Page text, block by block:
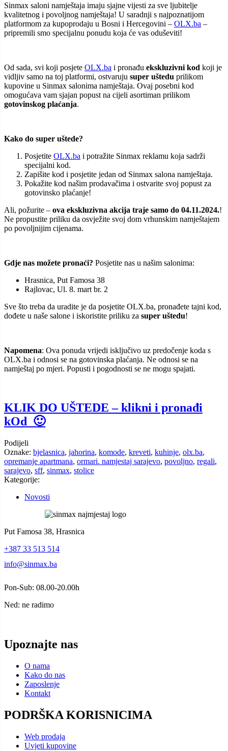
Sinmax saloni namještaja imaju sjajne vijesti za sve ljubitelje
kvalitetnog i povoljnog namještaja! U saradnji s najpoznatijom
platformom za kupoprodaju u Bosni i Hercegovini – OLX.ba –
pripremili smo specijalnu ponudu koja će vas oduševiti!
Od sada, svi koji posjete OLX.ba i pronađu ekskluzivni kod koji je
vidljiv samo na toj platformi, ostvaruju super uštedu prilikom
kupovine u Sinmax salonima namještaja. Ovaj posebni kod
omogućava vam sjajan popust na cijeli asortiman prilikom
gotovinskog plaćanja.
Kako do super uštede?
Posjetite OLX.ba i potražite Sinmax reklamu koja sadrži
specijalni kod.
Zapišite kod i posjetite jedan od Sinmax salona namještaja.
Pokažite kod našim prodavačima i ostvarite svoj popust za
gotovinsko plaćanje!
Ali, požurite – ova ekskluzivna akcija traje samo do 04.11.2024.!
Ne propustite priliku da osvježite svoj dom vrhunskim namještajem
po povoljnijim cijenama.
Gdje nas možete pronaći? Posjetite nas u našim salonima:
Hrasnica, Put Famosa 38
Rajlovac, Ul. 8. mart br. 2
Sve što treba da uradite je da posjetite OLX.ba, pronađete tajni kod,
dođete u naše salone i iskoristite priliku za super uštedu!
Napomena: Ova ponuda vrijedi isključivo uz predočenje koda s
OLX.ba i odnosi se na gotovinska plaćanja. Ne odnosi se na
namještaj po mjeri. Popusti i pogodnosti se ne mogu spajati.
KLIK DO UŠTEDE – klikni i pronađi
kOd 🙂
Podijeli
Oznake: bjelasnica, jahorina, komode, kreveti, kuhinje, olx.ba,
opremanje apartmana, ormari. namjestaj sarajevo, povoljno, regali,
sarajevo, sff, sinmax, stolice
Kategorije:
Novosti
Put Famosa 38, Hrasnica
+387 33 513 514
info@sinmax.ba
Pon-Sub: 08.00-20.00h
Ned: ne radimo
Upoznajte nas
O nama
Kako do nas
Zaposlenje
Kontakt
PODRŠKA KORISNICIMA
Web prodaja
Uvjeti kupovine